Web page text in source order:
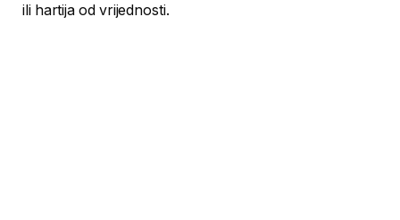
ili hartija od vrijednosti.